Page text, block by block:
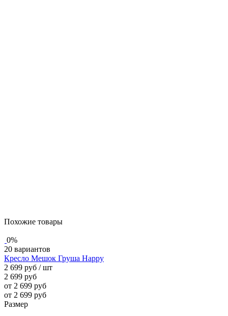
Похожие товары
0%
20 вариантов
Кресло Мешок Груша Happy
2 699 руб / шт
2 699 руб
от 2 699 руб
от 2 699 руб
Размер